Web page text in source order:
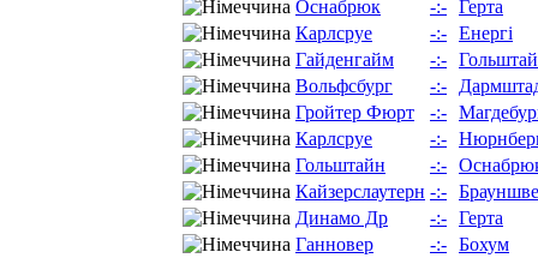
Оснабрюк
-:- Герта
Карлсруе
-:- Енергі
Гайденгайм
-:-
Вольфсбург
-:-
Гройтер Фюрт
-:-
Карлсруе
-:-
Гольштайн
-:-
Кайзерслаутерн -:-
Динамо Др
-:- Герта
Ганновер
-:- Бохум